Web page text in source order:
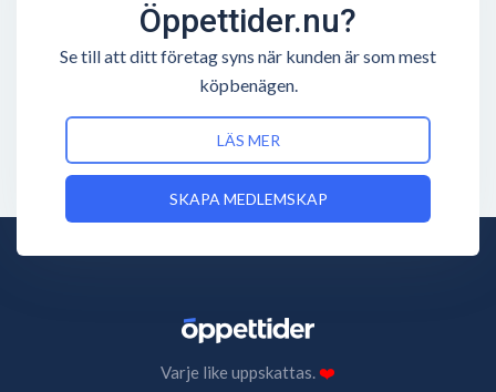
Öppettider.nu?
Se till att ditt företag syns när kunden är som mest
köpbenägen.
LÄS MER
SKAPA MEDLEMSKAP
Varje like uppskattas.❤️